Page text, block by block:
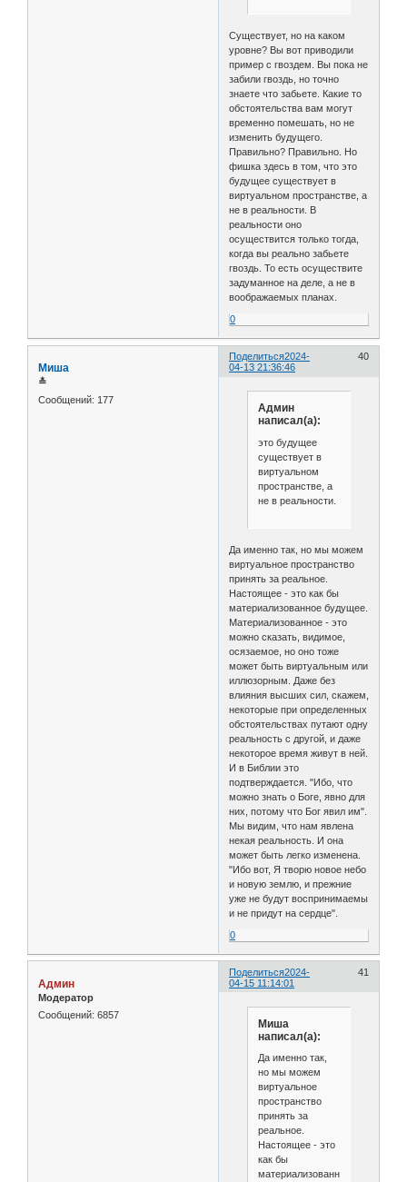
Существует, но на каком
уровне? Вы вот приводили
пример с гвоздем. Вы пока не
забили гвоздь, но точно
знаете что забьете. Какие то
обстоятельства вам могут
временно помешать, но не
изменить будущего.
Правильно? Правильно. Но
фишка здесь в том, что это
будущее существует в
виртуальном пространстве, а
не в реальности. В
реальности оно
осуществится только тогда,
когда вы реально забьете
гвоздь. То есть осуществите
задуманное на деле, а не в
воображаемых планах.
0
Поделиться 40
2024-
04-13 21:36:46
Миша
≛
Сообщений: 177
Админ
написал(а):
это будущее
существует в
виртуальном
пространстве, а
не в реальности.
Да именно так, но мы можем
виртуальное пространство
принять за реальное.
Настоящее - это как бы
материализованное будущее.
Материализованное - это
можно сказать, видимое,
осязаемое, но оно тоже
может быть виртуальным или
иллюзорным. Даже без
влияния высших сил, скажем,
некоторые при определенных
обстоятельствах путают одну
реальность с другой, и даже
некоторое время живут в ней.
И в Библии это
подтверждается. "Ибо, что
можно знать о Боге, явно для
них, потому что Бог явил им".
Мы видим, что нам явлена
некая реальность. И она
может быть легко изменена.
"Ибо вот, Я творю новое небо
и новую землю, и прежние
уже не будут воспринимаемы
и не придут на сердце".
0
Поделиться 41
2024-
04-15 11:14:01
Админ
Модератор
Сообщений: 6857
Миша
написал(а):
Да именно так,
но мы можем
виртуальное
пространство
принять за
реальное.
Настоящее - это
как бы
материализованное